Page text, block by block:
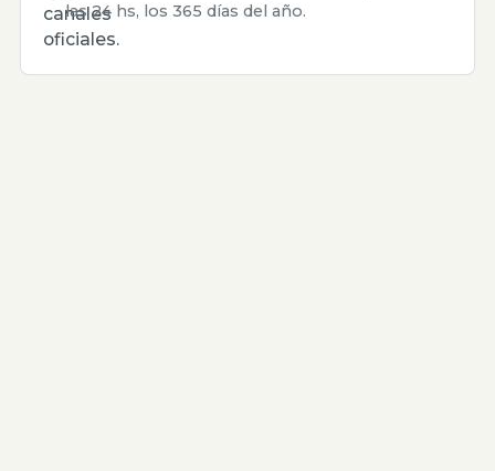
canales
oficiales.
las 24 hs, los 365 días del año.